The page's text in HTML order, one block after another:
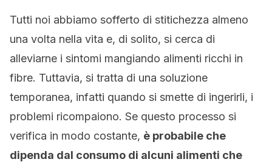
Tutti noi abbiamo sofferto di stitichezza almeno
una volta nella vita e, di solito, si cerca di
alleviarne i sintomi mangiando alimenti ricchi in
fibre. Tuttavia, si tratta di una soluzione
temporanea, infatti quando si smette di ingerirli, i
problemi ricompaiono. Se questo processo si
verifica in modo costante, è probabile che
dipenda dal consumo di alcuni alimenti che